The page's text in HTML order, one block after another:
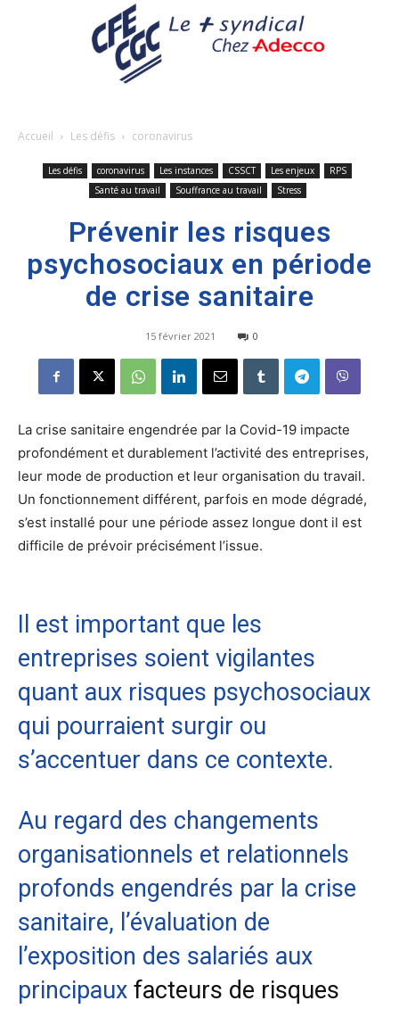
Accueil Les défis coronavirus
Les défis coronavirus Les instances CSSCT Les enjeux
RPS
Santé au travail
Souffrance au travail Stress
Prévenir les risques
psychosociaux en période
de crise sanitaire
15 février 2021 0
La crise sanitaire engendrée par la Covid-19 impacte
profondément et durablement l’activité des entreprises,
leur mode de production et leur organisation du travail.
Un fonctionnement différent, parfois en mode dégradé,
s’est installé pour une période assez longue dont il est
difficile de prévoir précisément l’issue.
Il est important que les
entreprises soient vigilantes
quant aux risques psychosociaux
qui pourraient surgir ou
s’accentuer dans ce contexte.
Au regard des changements
organisationnels et relationnels
profonds engendrés par la crise
sanitaire, l’évaluation de
l’exposition des salariés aux
principaux facteurs de risques